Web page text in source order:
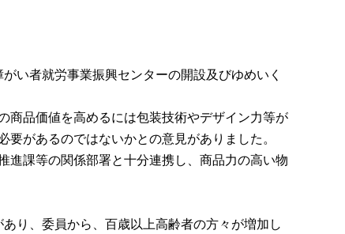
い者就労事業振興センターの開設及びゆめいく
品価値を高めるには包装技術やデザイン力等が
があるのではないかとの意見がありました。
課等の関係部署と十分連携し、商品力の高い物
り、委員から、百歳以上高齢者の方々が増加し